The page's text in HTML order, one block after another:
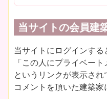
当サイトの会員建
当サイトにログインする
「この人にプライベート
というリンクが表示され
コメントを頂いた建築